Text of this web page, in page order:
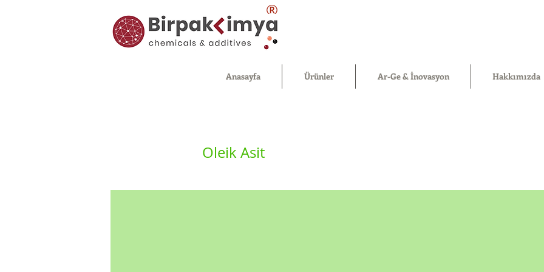
®
Anasayfa Ürünler Ar-Ge & İnovasyon Hakkımızda
Oleik Asit